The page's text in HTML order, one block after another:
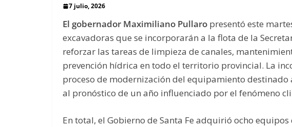
7 julio, 2026
El gobernador Maximiliano Pullaro presentó este
excavadoras que se incorporarán a la flota de la
reforzar las tareas de limpieza de canales,
prevención hídrica en todo el territorio provincial. La
proceso de modernización del equipamiento
al pronóstico de un año influenciado por el fenómeno
En total, el Gobierno de Santa Fe adquirió ocho